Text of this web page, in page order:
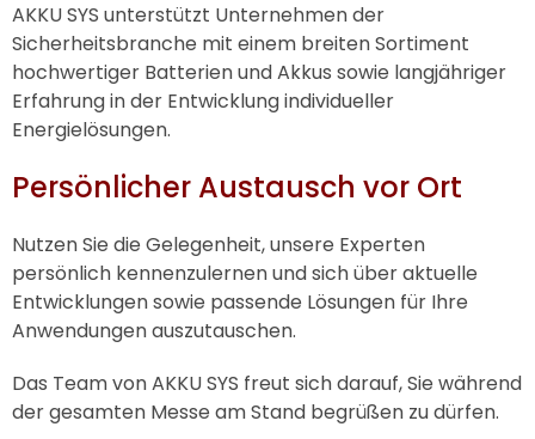
AKKU SYS unterstützt Unternehmen der
Sicherheitsbranche mit einem breiten Sortiment
hochwertiger Batterien und Akkus sowie langjähriger
Erfahrung in der Entwicklung individueller
Energielösungen.
Persönlicher Austausch vor Ort
Nutzen Sie die Gelegenheit, unsere Experten
persönlich kennenzulernen und sich über aktuelle
Entwicklungen sowie passende Lösungen für Ihre
Anwendungen auszutauschen.
Das Team vonAKKU SYS freut sich darauf, Sie während
der gesamten Messe am Stand begrüßen zu dürfen.